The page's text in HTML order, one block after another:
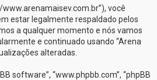
www.arenamaisev.com.br”), você
estar legalmente respaldado pelos
a qualquer momento e nós vamos
e continuado usando “Arena
alteradas.
software”, “www.phpbb.com”, “phpBB